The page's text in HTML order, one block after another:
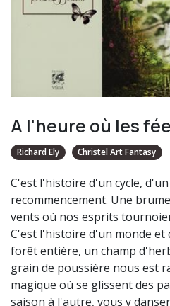
A l'heure où les
Richard Ely Christel Art Fantasy
C'est l'histoire d'un cycle,
recommencement. Une
vents où nos esprits
C'est l'histoire d'un monde et
forêt entière, un champ
grain de poussière nous est
magique où se glissent des
saison à l'autre, vous y